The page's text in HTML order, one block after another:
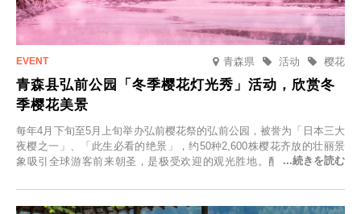
青森県 樱花
活动
青森县弘前公园「冬季樱花灯光秀」活动，欣赏冬
季樱花美景
每年4月下旬至5月上旬举办弘前樱花祭的弘前公园，被誉为「日本三大
夜樱之一」、「此生必看的绝景」，约50种2,600株樱花齐放的壮丽景
象吸引全球游客前来朝圣，是极受欢迎的观光胜地。配合最佳观雪时
「冬季樱花灯光秀」。